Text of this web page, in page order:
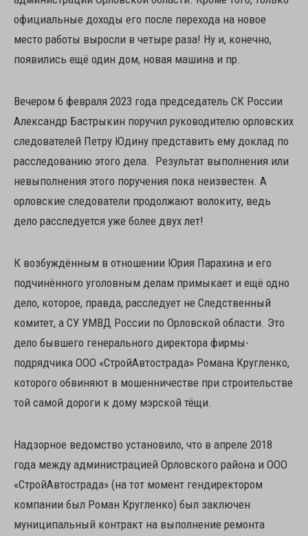
официальные доходы его после перехода на новое
место работы выросли в четыре раза! Ну и, конечно,
появились ещё один дом, новая машина и пр.
Вечером 6 февраля 2023 года председатель СК России
Александр Бастрыкин поручил руководителю орловских
следователей Петру Юдину представить ему доклад по
расследованию этого дела. Результат выполнения или
невыполнения этого поручения пока неизвестен. А
орловские следователи продолжают волокиту, ведь
дело расследуется уже более двух лет!
К возбуждённым в отношении Юрия Парахина и его
подчинённого уголовным делам примыкает и ещё одно
дело, которое, правда, расследует не Следственный
комитет, а СУ УМВД России по Орловской области. Это
дело бывшего генерального директора фирмы-
подрядчика ООО «СтройАвтострада» Романа Кругленко,
которого обвиняют в мошенничестве при строительстве
той самой дороги к дому мэрской тёщи.
Надзорное ведомство установило, что в апреле 2018
года между администрацией Орловского района и ООО
«СтройАвтострада» (на тот момент гендиректором
компании был Роман Кругленко) был заключен
муниципальный контракт на выполнение ремонта